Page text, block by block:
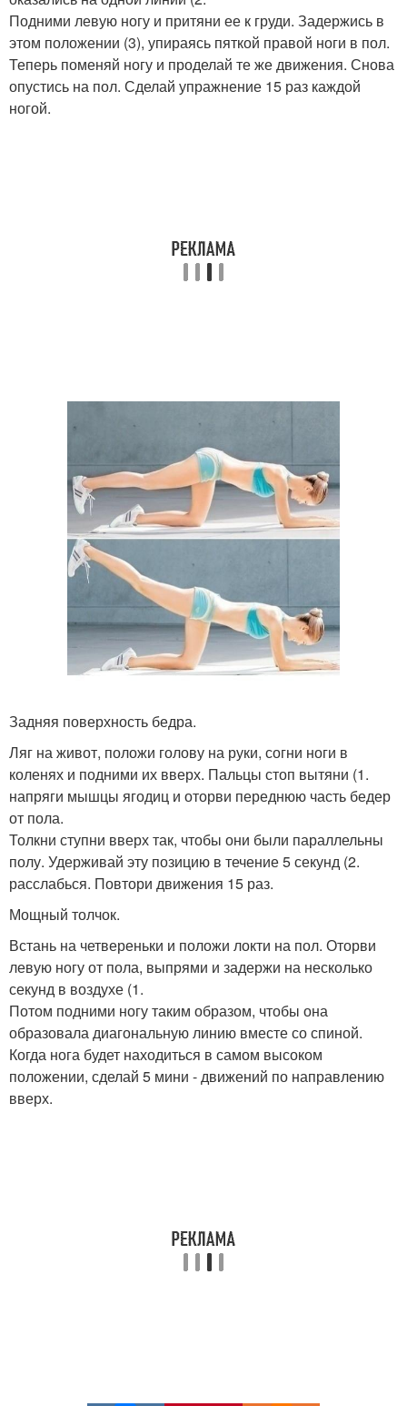
Подними левую ногу и притяни ее к груди. Задержись в
этом положении (3), упираясь пяткой правой ноги в пол.
Теперь поменяй ногу и проделай те же движения. Снова
опустись на пол. Сделай упражнение 15 раз каждой
ногой.
Задняя поверхность бедра.
Ляг на живот, положи голову на руки, согни ноги в
коленях и подними их вверх. Пальцы стоп вытяни (1.
напряги мышцы ягодиц и оторви переднюю часть бедер
от пола.
Толкни ступни вверх так, чтобы они были параллельны
полу. Удерживай эту позицию в течение 5 секунд (2.
расслабься. Повтори движения 15 раз.
Мощный толчок.
Встань на четвереньки и положи локти на пол. Оторви
левую ногу от пола, выпрями и задержи на несколько
секунд в воздухе (1.
Потом подними ногу таким образом, чтобы она
образовала диагональную линию вместе со спиной.
Когда нога будет находиться в самом высоком
положении, сделай 5 мини - движений по направлению
вверх.